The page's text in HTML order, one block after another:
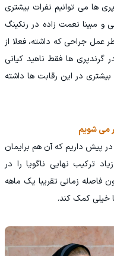
ها می توانیم نفرات بیشتری
و مبینا نعمت زاده در رنکینگ
عمل جراحی که داشته، فعلا از
گرندپری ها فقط ناهید کیانی
بیشتری در این رقابت ها داشته
می شویم
پیش داریم که آن هم برایمان
ترکیب نهایی ناگویا را در
فاصله زمانی تقریبا یک ماهه
خیلی کمک کند.